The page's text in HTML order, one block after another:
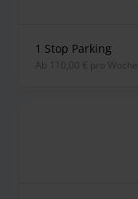
1 Stop Parking
ab 110,00 € pro Woche